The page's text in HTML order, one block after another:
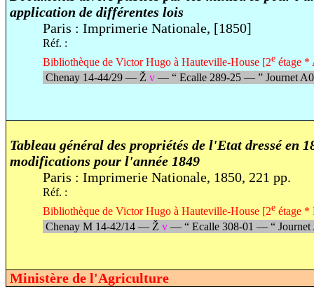
application de différentes lois
Paris : Imprimerie Nationale, [1850]
Réf. :
Bibliothèque de Victor Hugo à Hauteville-House [2eétage *
Chenay 14-44/29 — Ž v— “Ecalle 289-25 — ”Journet
Tableau général des propriétés de l'Etat dressé en
modifications pour l'année 1849
Paris : Imprimerie Nationale, 1850, 221 pp.
Réf. :
Bibliothèque de Victor Hugo à Hauteville-House [2eétage *
Chenay M 14-42/14 — Ž v— “Ecalle 308-01 — “
Ministère de l'Agriculture